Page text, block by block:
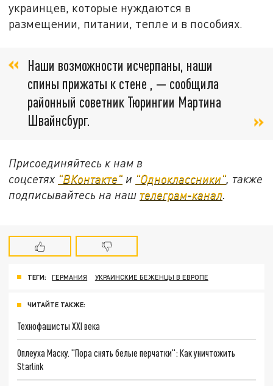
украинцев, которые нуждаются в
размещении, питании, тепле и в пособиях.
Наши возможности исчерпаны, наши
спины прижаты к стене , — сообщила
районный советник Тюрингии Мартина
Швайнсбург.
Присоединяйтесь к нам в
соцсетях "ВКонтакте" и "Одноклассники", также
подписывайтесь на наш телеграм-канал.
ТЕГИ: ГЕРМАНИЯ УКРАИНСКИЕ БЕЖЕНЦЫ В ЕВРОПЕ
ЧИТАЙТЕ ТАКЖЕ:
Технофашисты XXI века
Оплеуха Маску. "Пора снять белые перчатки": Как уничтожить
Starlink